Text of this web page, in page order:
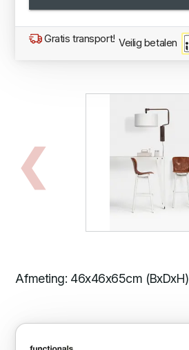
Gratis transport! Veilig betalen
Afmeting: 46x46x65cm (BxDxH)